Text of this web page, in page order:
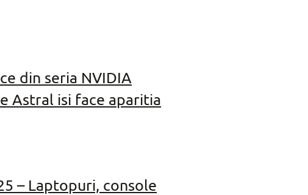
din seria NVIDIA
Astral isi face aparitia
– Laptopuri, console